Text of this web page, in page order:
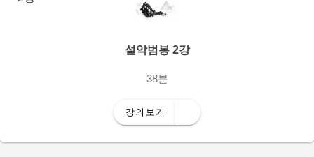
설악범봉 2강
38분
강의보기